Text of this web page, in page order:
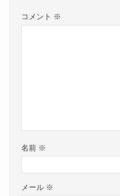
コメント ※
名前 ※
メール ※